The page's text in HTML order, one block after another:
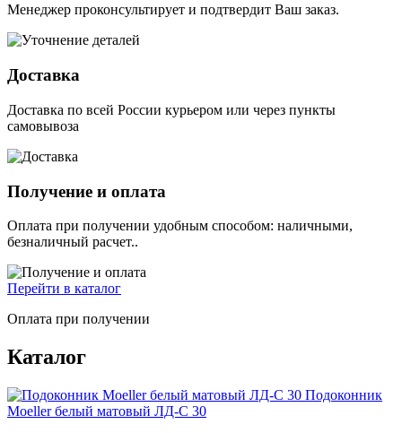
Менеджер проконсультирует и подтвердит Ваш заказ.
Доставка
Доставка по всей России курьером или через пункты
самовывоза
Получение и оплата
Оплата при получении удобным способом: наличными,
безналичный расчет..
Перейти в каталог
Оплата при получении
Каталог
Подоконник
Moeller белый матовый ЛД-С 30